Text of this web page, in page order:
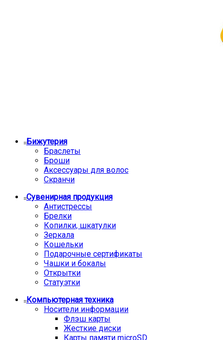
Бижутерия
Браслеты
Броши
Аксессуары для волос
Скранчи
Сувенирная продукция
Антистрессы
Брелки
Копилки, шкатулки
Зеркала
Кошельки
Подарочные сертификаты
Чашки и бокалы
Открытки
Статуэтки
Компьютерная техника
Носители информации
Флэш карты
Жесткие диски
Карты памяти microSD